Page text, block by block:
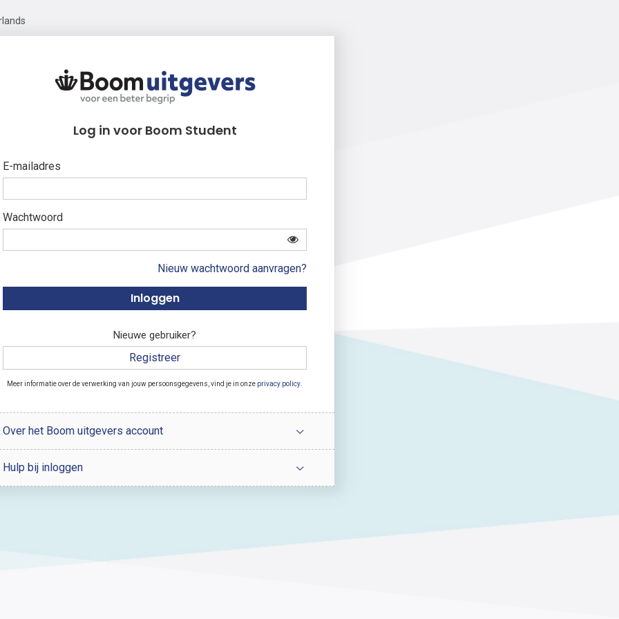
Log in voor Boom Student
E-mailadres
Wachtwoord
Nieuw wachtwoord aanvragen?
Nieuwe gebruiker?
Registreer
Meer informatie over de verwerking van jouw persoonsgegevens, vind je in onze privacy policy
Over het Boom uitgevers account
Hulp bij inloggen